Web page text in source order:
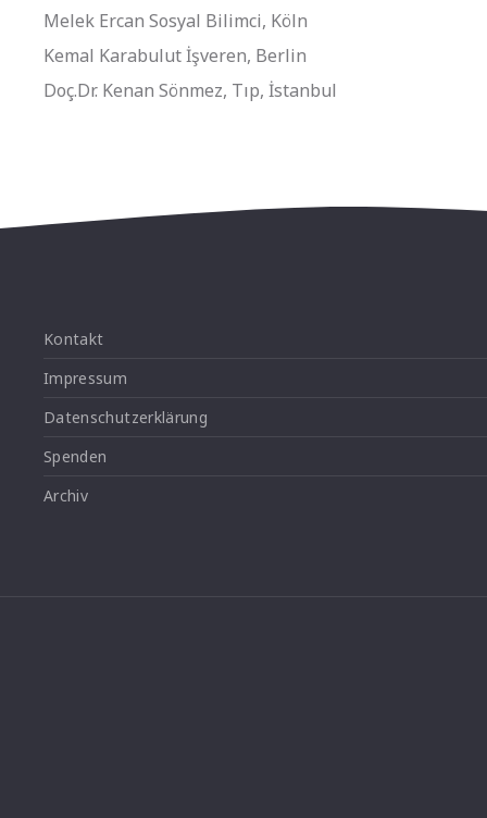
Melek Ercan Sosyal Bilimci, Köln
Kemal Karabulut İşveren, Berlin
Doç.Dr. Kenan Sönmez, Tıp, İstanbul
Kontakt
Impressum
Datenschutzerklärung
Spenden
Archiv